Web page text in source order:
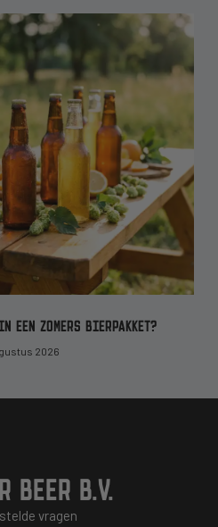
EEN ZOMERS BIERPAKKET?
2026
BEER B.V.
vragen